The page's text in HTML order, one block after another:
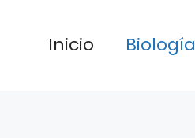
Inicio Biología